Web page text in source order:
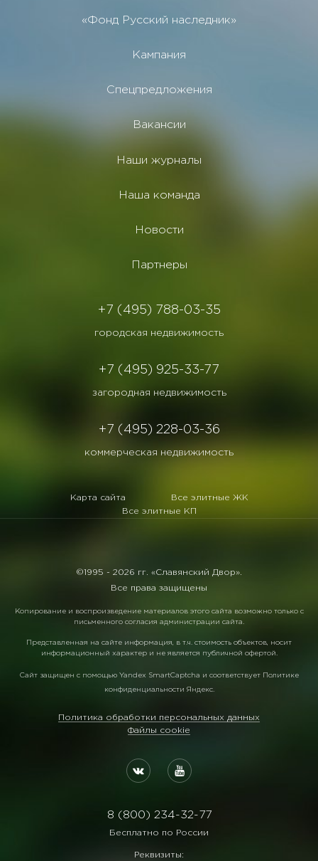
«Фонд Русский наследник»
Кампания
Спецпредложения
Вакансии
Наши журналы
Наша команда
Новости
Партнеры
+7 (495) 788-03-35
городская недвижимость
+7 (495) 925-33-77
загородная недвижимость
+7 (495) 228-03-36
коммерческая недвижимость
Карта сайта
Все элитные ЖК
Все элитные КП
©1995 - 2026 гг. «Славянский Двор».
Все права защищены
Копирование и воспроизведение материалов этого сайта возможно только с
письменного согласия администрации сайта.
Представленная на сайте информация, в т.ч. стоимость объектов, носит
информационный характер и не является публичной офертой.
Сайт защищен с помощью Yandex SmartCaptcha и соответствует Политике
конфиденциальности Яндекс.
Политика обработки персональных данных
Файлы cookie
8 (800) 234-32-77
Бесплатно по России
Реквизиты: